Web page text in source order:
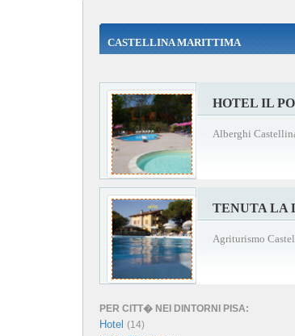
CASTELLINA MARITTIMA
HOTEL IL
Alberghi
TENUTA LA
Agriturismo
PER CITT� NEI DINTORNI PISA:
Hotel (14)